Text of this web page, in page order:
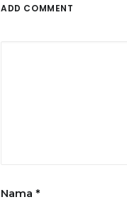
ADD COMMENT
Nama *